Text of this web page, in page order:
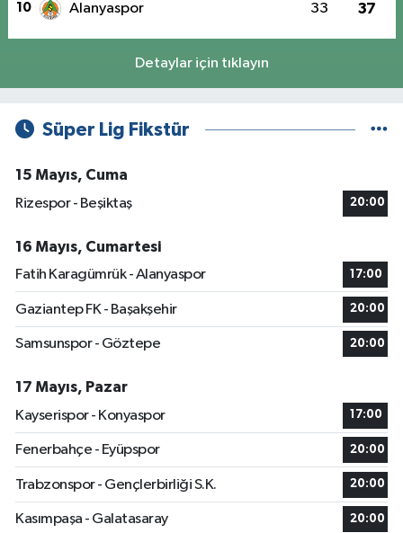
10 Alanyaspor 33 37
Detaylar için tıklayın
Süper Lig Fikstür
15 Mayıs, Cuma
Rizespor - Beşiktaş
20:00
16 Mayıs, Cumartesi
Fatih Karagümrük - Alanyaspor
17:00
Gaziantep FK - Başakşehir 20:00
Samsunspor - Göztepe 20:00
17 Mayıs, Pazar
Kayserispor - Konyaspor
17:00
Fenerbahçe - Eyüpspor 20:00
Trabzonspor - Gençlerbirliği S.K. 20:00
Kasımpaşa - Galatasaray 20:00